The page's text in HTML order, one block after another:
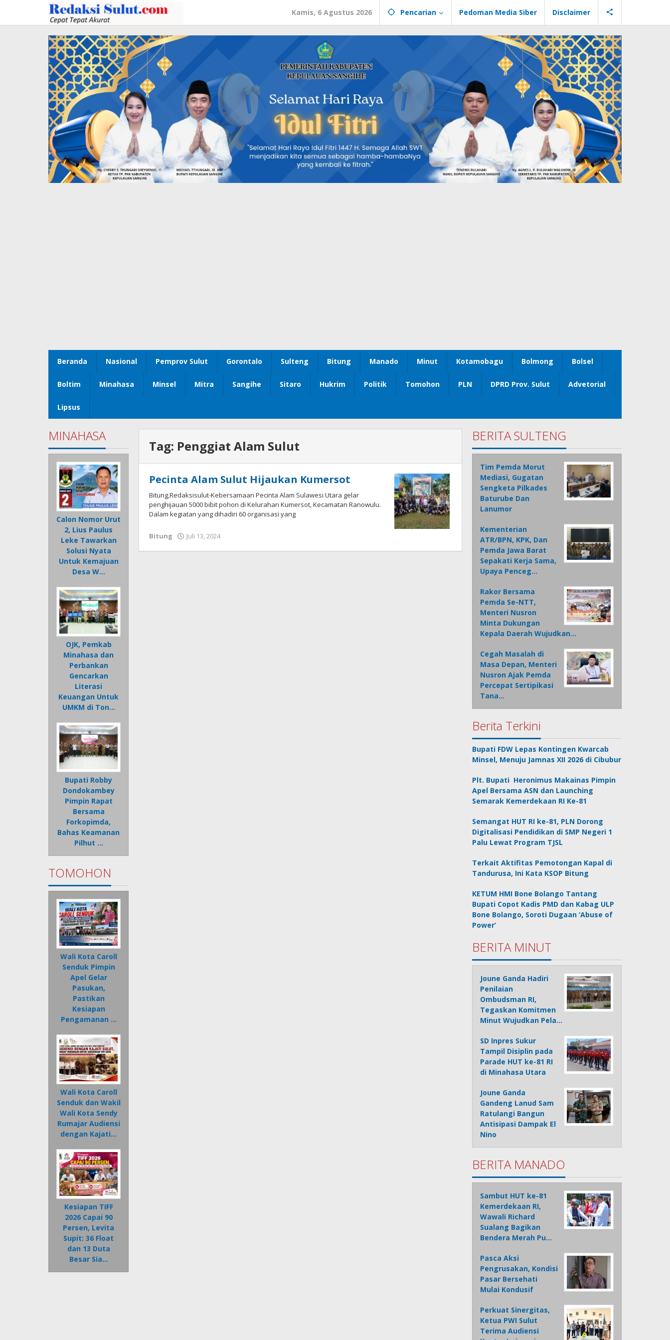
konten
Kamis, 6 Agustus 2026 Pencarian Pedoman Media Siber Disclaimer
Beranda Nasional Pemprov Sulut Gorontalo Sulteng Bitung Manado Minut Kotamobagu Bolmong Bolsel
Boltim Minahasa Minsel Mitra Sangihe Sitaro Hukrim Politik Tomohon PLN DPRD Prov. Sulut Advetorial
Lipsus
MINAHASA
Calon Nomor Urut
2, Lius Paulus
Leke Tawarkan
Solusi Nyata
Untuk Kemajuan
Desa W…
OJK, Pemkab
Minahasa dan
Perbankan
Gencarkan
Literasi
Keuangan Untuk
UMKM di Ton…
Bupati Robby
Dondokambey
Pimpin Rapat
Bersama
Forkopimda,
Bahas Keamanan
Pilhut …
TOMOHON
Wali Kota Caroll
Senduk Pimpin
Apel Gelar
Pasukan,
Pastikan
Kesiapan
Pengamanan …
Wali Kota Caroll
Senduk dan Wakil
Wali Kota Sendy
Rumajar Audiensi
dengan Kajati…
Kesiapan TIFF
2026 Capai 90
Persen, Levita
Supit: 36 Float
dan 13 Duta
Besar Sia…
Tag: Penggiat Alam Sulut
Pecinta Alam Sulut Hijaukan Kumersot
Bitung,Redaksisulut-Kebersamaan Pecinta Alam Sulawesi Utara gelar
penghijauan 5000 bibit pohon di Kelurahan Kumersot, Kecamatan Ranowulu.
Dalam kegiatan yang dihadiri 60 organisasi yang
Bitung Juli 13, 2024
BERITA SULTENG
Tim Pemda Morut
Mediasi, Gugatan
Sengketa Pilkades
Baturube Dan
Lanumor
Kementerian
ATR/BPN, KPK, Dan
Pemda Jawa Barat
Sepakati Kerja Sama,
Upaya Penceg…
Rakor Bersama
Pemda Se-NTT,
Menteri Nusron
Minta Dukungan
Kepala Daerah Wujudkan…
Cegah Masalah di
Masa Depan, Menteri
Nusron Ajak Pemda
Percepat Sertipikasi
Tana…
Berita Terkini
Bupati FDW Lepas Kontingen Kwarcab
Minsel, Menuju Jamnas XII 2026 di Cibubur
Plt. Bupati Heronimus Makainas Pimpin
Apel Bersama ASN dan Launching
Semarak Kemerdekaan RI Ke-81
Semangat HUT RI ke-81, PLN Dorong
Digitalisasi Pendidikan di SMP Negeri 1
Palu Lewat Program TJSL
Terkait Aktifitas Pemotongan Kapal di
Tandurusa, Ini Kata KSOP Bitung
KETUM HMI Bone Bolango Tantang
Bupati Copot Kadis PMD dan Kabag ULP
Bone Bolango, Soroti Dugaan ‘Abuse of
Power’
BERITA MINUT
Joune Ganda Hadiri
Penilaian
Ombudsman RI,
Tegaskan Komitmen
Minut Wujudkan Pela…
SD Inpres Sukur
Tampil Disiplin pada
Parade HUT ke-81 RI
di Minahasa Utara
Joune Ganda
Gandeng Lanud Sam
Ratulangi Bangun
Antisipasi Dampak El
Nino
BERITA MANADO
Sambut HUT ke-81
Kemerdekaan RI,
Wawali Richard
Sualang Bagikan
Bendera Merah Pu…
Pasca Aksi
Pengrusakan, Kondisi
Pasar Bersehati
Mulai Kondusif
Perkuat Sinergitas,
Ketua PWI Sulut
Terima Audiensi